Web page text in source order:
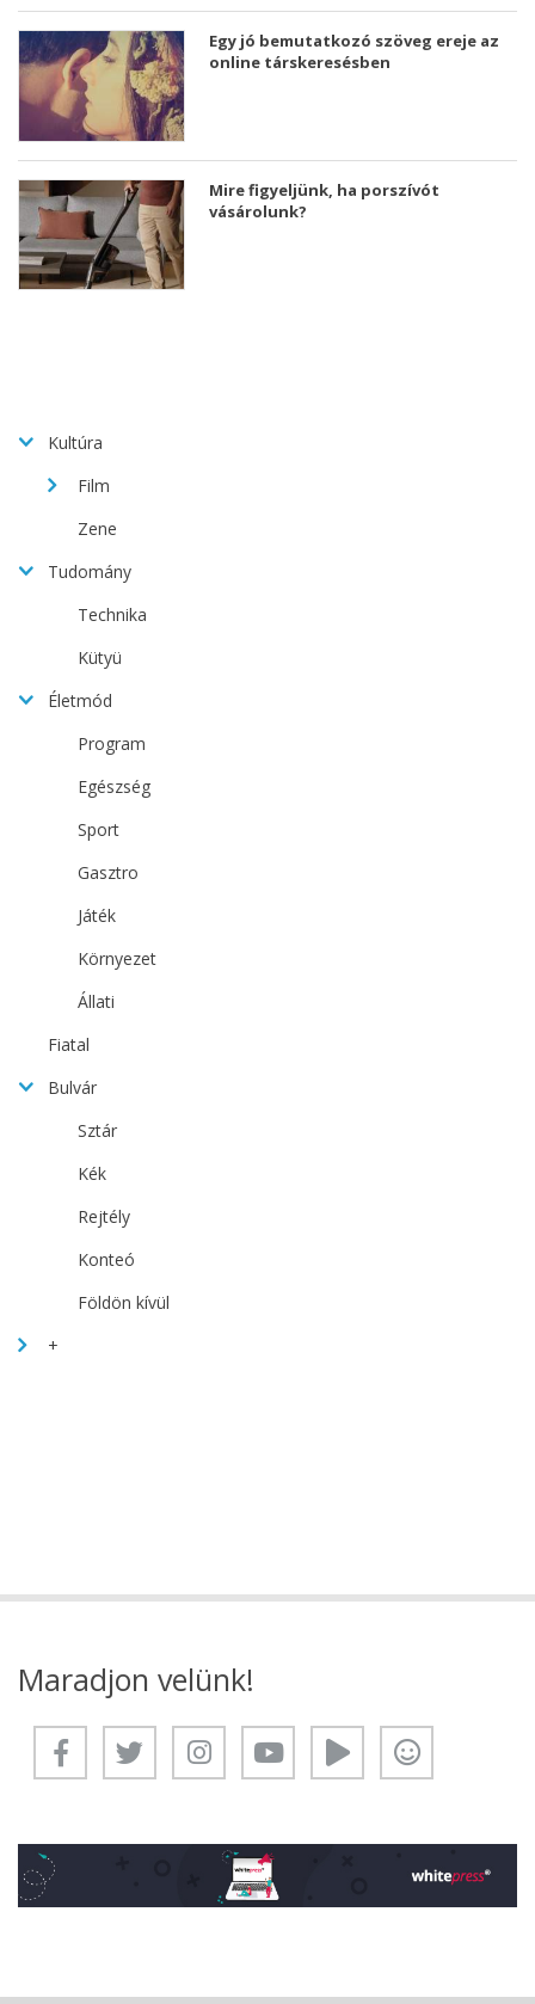
Egy jó bemutatkozó szöveg ereje az
online társkeresésben
Mire figyeljünk, ha porszívót
vásárolunk?
Kultúra
Film
Zene
Tudomány
Technika
Kütyü
Életmód
Program
Egészség
Sport
Gasztro
Játék
Környezet
Állati
Fiatal
Bulvár
Sztár
Kék
Rejtély
Konteó
Földön kívül
+
Maradjon velünk!